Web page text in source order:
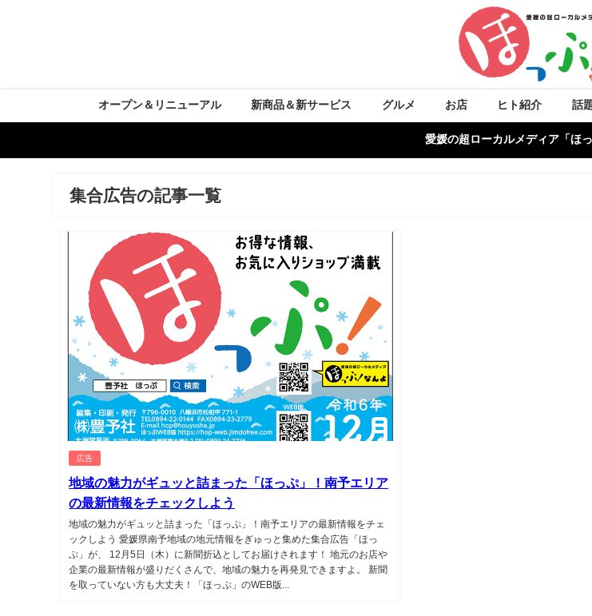
オープン＆リニューアル 新商品＆新サービス グルメ お店 ヒト紹介 話
愛媛の超ローカルメディア「ほ
集合広告の記事一覧
広告
地域の魅力がギュッと詰まった「ほっぷ」！南予エリア
の最新情報をチェックしよう
地域の魅力がギュッと詰まった「ほっぷ」！南予エリアの最新情報をチェ
ックしよう 愛媛県南予地域の地元情報をぎゅっと集めた集合広告「ほっ
ぷ」が、 12月5日（木）に新聞折込としてお届けされます！ 地元のお店や
企業の最新情報が盛りだくさんで、地域の魅力を再発見できますよ。 新聞
を取っていない方も大丈夫！「ほっぷ」のWEB版...